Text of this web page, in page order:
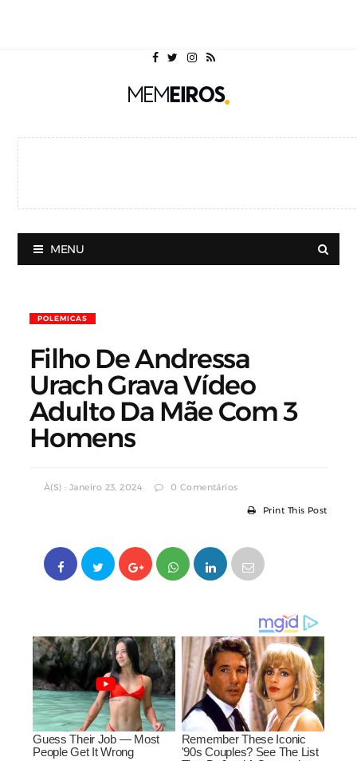
MENU
POLEMICAS
Filho De Andressa
Urach Grava Vídeo
Adulto Da Mãe Com 3
Homens
À(s) : Janeiro 23, 2024 0 Comentários
Print This Post